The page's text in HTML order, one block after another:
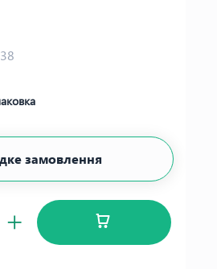
замовлення